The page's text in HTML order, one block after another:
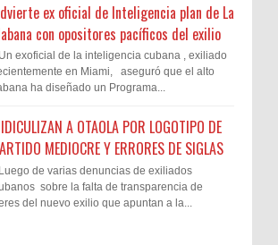
ex oficial de Inteligencia plan de La
con opositores pacíficos del exilio
Un exoficial de la inteligencia cubana , exiliado
en Miami, aseguró que el alto
ha diseñado un Programa...
A OTAOLA POR LOGOTIPO DE
MEDIOCRE Y ERRORES DE SIGLAS
Luego de varias denuncias de exiliados
sobre la falta de transparencia de
del nuevo exilio que apuntan a la...